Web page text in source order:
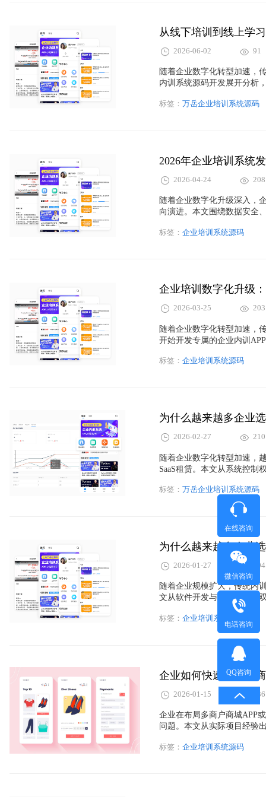
从线下培训到线上学
2026-06-02 91
随着企业数字化转型加速，
内训系统源码开发展开分析
训系统开发构建高效、智能
标签： 万岳企业培训系统源码
2026年企业培训系统
2026-04-24 208
随着企业数字化升级深入，
向演进。本文围绕数据安全
企业培训系统源码、在线培
标签： 企业培训系统源码
企业培训数字化升级
2026-03-25 203
随着企业数字化转型加速，
开始开发专属的企业内训
APP源码等解决方案，帮助
标签： 企业培训系统源码
2026-02-27 210
随着企业数字化转型加速，
SaaS租赁。本文从系统控制
组织能力提升与数字资产建
制、私有化部署解决方案的
标签： 万岳企业培训系统源码
为什么越来越多企业
2026-01-27 194
随着企业规模扩大，传统内
文从软件开发与企业管理的
码，以及内训数字化在知识
局企业培训系统的管理者提
标签： 企业培训系统源码
企业如何快速上线多
2026-01-15 236
企业在布局多商户商城APP
问题。本文从实际项目经验
选型时需要重点关注的关键
标签： 企业培训系统源码
在线咨询
微信咨询
电话咨询
QQ咨询